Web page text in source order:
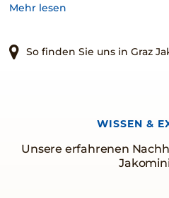
Egal für welche Klasse oder für
Schülern oder aber innerhalb
eines
Mehr lesen
So finden Sie uns in Graz
Unsere erfahrenen
WISSEN &